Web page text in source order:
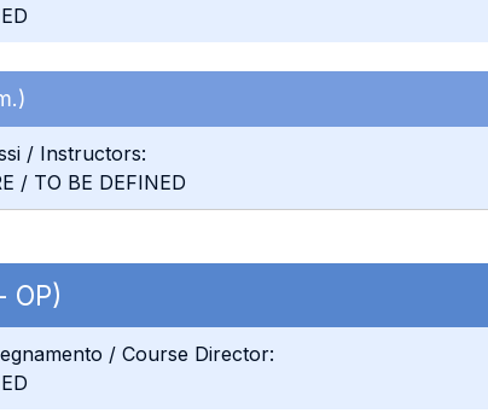
/ Instructors:
/ TO BE DEFINED
OP)
/ Course Director: